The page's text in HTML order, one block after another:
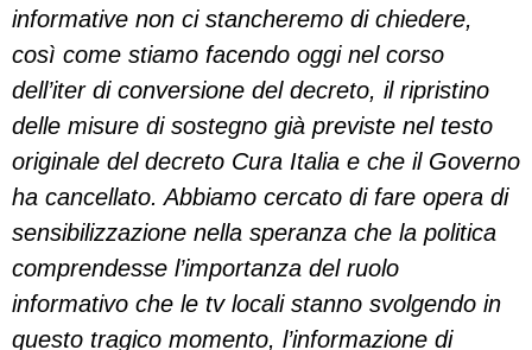
informative non ci stancheremo di chiedere,
così come stiamo facendo oggi nel corso
dell’iter di conversione del decreto, il ripristino
delle misure di sostegno già previste nel testo
originale del decreto Cura Italia e che il Governo
ha cancellato. Abbiamo cercato di fare opera di
sensibilizzazione nella speranza che la politica
comprendesse l’importanza del ruolo
informativo che le tv locali stanno svolgendo in
questo tragico momento, l’informazione di